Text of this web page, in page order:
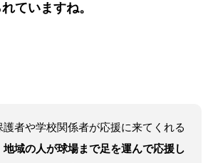
ていますね。
者や学校関係者が応援に来てくれる
地域の人が球場まで足を運んで応援し